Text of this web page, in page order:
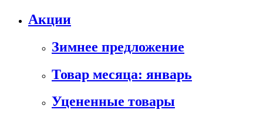
Акции
Зимнее предложение
Товар месяца: январь
Уцененные товары